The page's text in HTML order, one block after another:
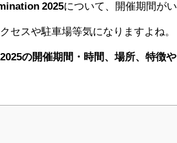
2025について、開催期間がい
セスや駐車場等気になりますよね。
の開催期間・時間、場所、特徴や